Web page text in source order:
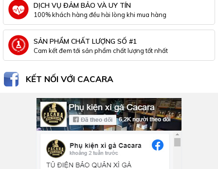
DỊCH VỤ ĐẢM BẢO VÀ UY TÍN
100% khách hàng đều hài lòng khi mua hàng
SẢN PHẨM CHẤT LƯỢNG SỐ #1
Cam kết đem tới sản phẩm chất lượng tốt nhất
KẾT NỐI VỚI CACARA